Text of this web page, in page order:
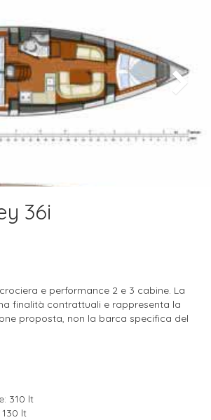
36i
e performance 2 e 3 cabine. La
finalità contrattuali e rappresenta la
proposta, non la barca specifica del
310 lt
lt